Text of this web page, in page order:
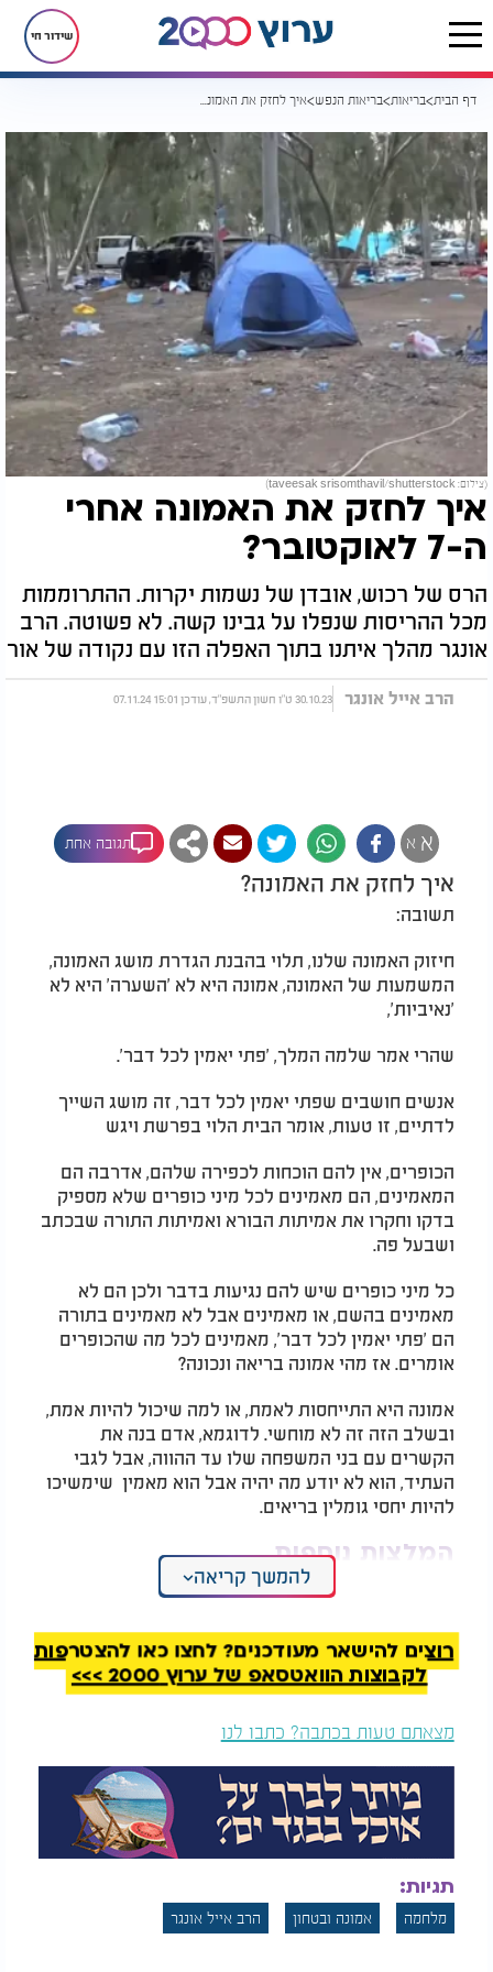
שידור חי
דף הבית בריאות בריאות הנפש איך לחזק את האמונה אחרי ה-7 לאוקטובר?
(צילום: taveesak srisomthavil/shutterstock)
איך לחזק את האמונה אחרי
ה-7 לאוקטובר?
הרס של רכוש, אובדן של נשמות יקרות. ההתרוממות
מכל ההריסות שנפלו על גבינו קשה. לא פשוטה. הרב
אונגר מהלך איתנו בתוך האפלה הזו עם נקודה של אור
הרב אייל אונגר 30.10.23 ט"ו חשון התשפ"ד, עודכן 15:01 07.11.24
א א תגובה אחת
איך לחזק את האמונה?
תשובה:
חיזוק האמונה שלנו, תלוי בהבנת הגדרת מושג האמונה,
המשמעות של האמונה, אמונה היא לא 'השערה' היא לא
'נאיביות',
שהרי אמר שלמה המלך, 'פתי יאמין לכל דבר'.
אנשים חושבים שפתי יאמין לכל דבר, זה מושג השייך
לדתיים, זו טעות, אומר הבית הלוי בפרשת ויגש
הכופרים, אין להם הוכחות לכפירה שלהם, אדרבה הם
המאמינים, הם מאמינים לכל מיני כופרים שלא מספיק
בדקו וחקרו את אמיתות הבורא ואמיתות התורה שבכתב
ושבעל פה.
כל מיני כופרים שיש להם נגיעות בדבר ולכן הם לא
מאמינים בהשם, או מאמינים אבל לא מאמינים בתורה
הם 'פתי יאמין לכל דבר', מאמינים לכל מה שהכופרים
אומרים. אז מהי אמונה בריאה ונכונה?
אמונה היא התייחסות לאמת, או למה שיכול להיות אמת,
ובשלב הזה זה לא מוחשי. לדוגמא, אדם בנה את
הקשרים עם בני המשפחה שלו עד ההווה, אבל לגבי
העתיד, הוא לא יודע מה יהיה אבל הוא מאמין שימשיכו
להיות יחסי גומלין בריאים.
המלצות נוספות
איך מזהים התקף חרדה
הרב אייל אונגר?
הרגש שמנהל את החיים
שלך - ואתה אפילו לא
מודע לזה
האדם בונה עסק, הוא לא יודע מה יהיה בעתיד, אבל הוא
מתרכז בעשייה ביצירה בפיתוח וטיפוח העסק וכך
להגשים את החזון. האמונה היא ההתייחסות למה שלא
נראה ולא מוחשי כעניין אמתי ומוחשי בעל כח ובעל
השפעה.
להמשך קריאה
רוצים להישאר מעודכנים? לחצו כאן להצטרפות
לקבוצות הוואטסאפ של ערוץ 2000 >>>
מצאתם טעות בכתבה? כתבו לנו
תגיות:
מלחמה אמונה ובטחון הרב אייל אונגר